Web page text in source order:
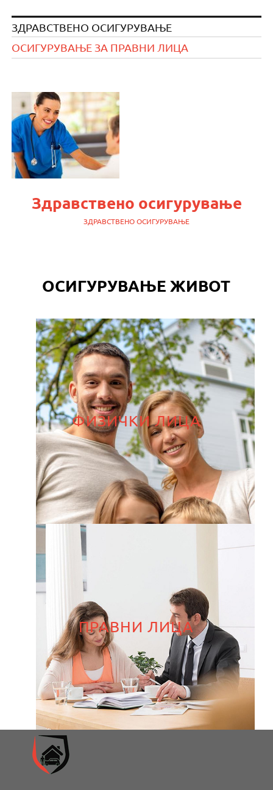
ЗДРАВСТВЕНО ОСИГУРУВАЊЕ
ОСИГУРУВАЊЕ ЗА ПРАВНИ ЛИЦА
Здравствено осигурување
ЗДРАВСТВЕНО ОСИГУРУВАЊЕ
ОСИГУРУВАЊЕ ЖИВОТ
ФИЗИЧКИ ЛИЦА
ПРАВНИ ЛИЦА